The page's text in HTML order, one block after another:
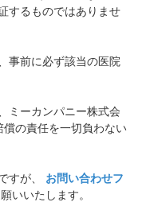
するものではありませ
事前に必ず該当の医院
ミーカンパニー株式会
償の責任を一切負わない
すが、
お問い合わせフ
いいたします。